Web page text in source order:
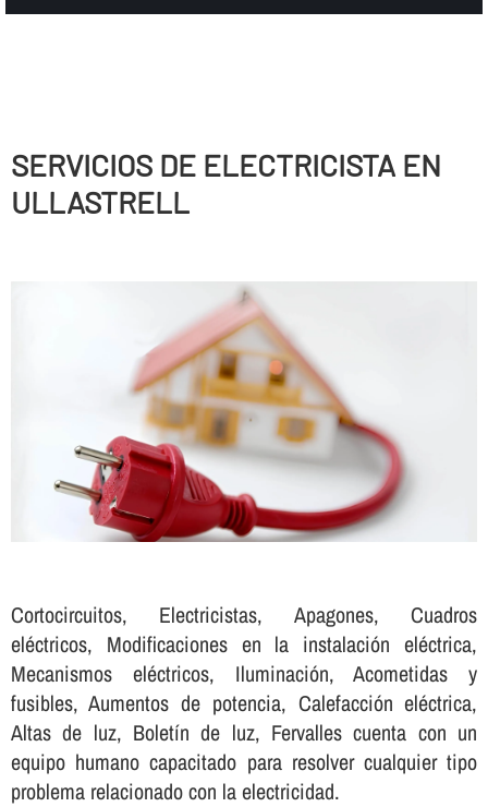
SERVICIOS DE ELECTRICISTA EN
ULLASTRELL
Cortocircuitos, Electricistas, Apagones, Cuadros
eléctricos, Modificaciones en la instalación eléctrica,
Mecanismos eléctricos, Iluminación, Acometidas y
fusibles, Aumentos de potencia, Calefacción eléctrica,
Altas de luz, Boletí­n de luz, Fervalles cuenta con un
equipo humano capacitado para resolver cualquier tipo
problema relacionado con la electricidad.